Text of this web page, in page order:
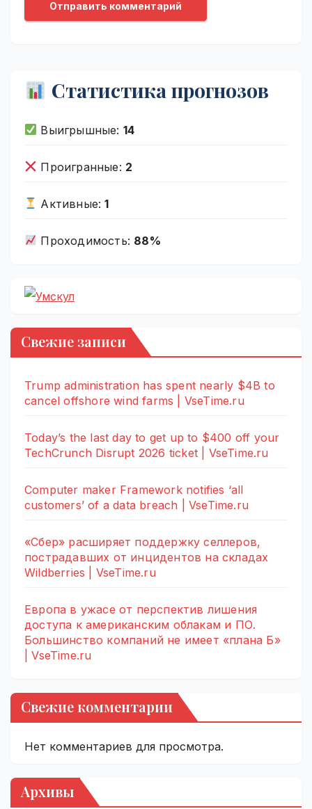
Статистика прогнозов
Выигрышные: 14
Проигранные: 2
Активные:1
Проходимость: 88%
Свежие записи
Trump administration has spent nearly $4B to
cancel offshore wind farms | VseTime.ru
Today’s the last day to get up to $400 off your
TechCrunch Disrupt 2026 ticket | VseTime.ru
Computer maker Framework notifies ‘all
customers’ of a data breach | VseTime.ru
«Сбер» расширяет поддержку селлеров,
пострадавших от инцидентов на складах
Wildberries | VseTime.ru
Европа в ужасе от перспектив лишения
доступа к американским облакам и ПО.
Большинство компаний не имеет «плана Б»
| VseTime.ru
Свежие комментарии
Нет комментариев для просмотра.
Архивы